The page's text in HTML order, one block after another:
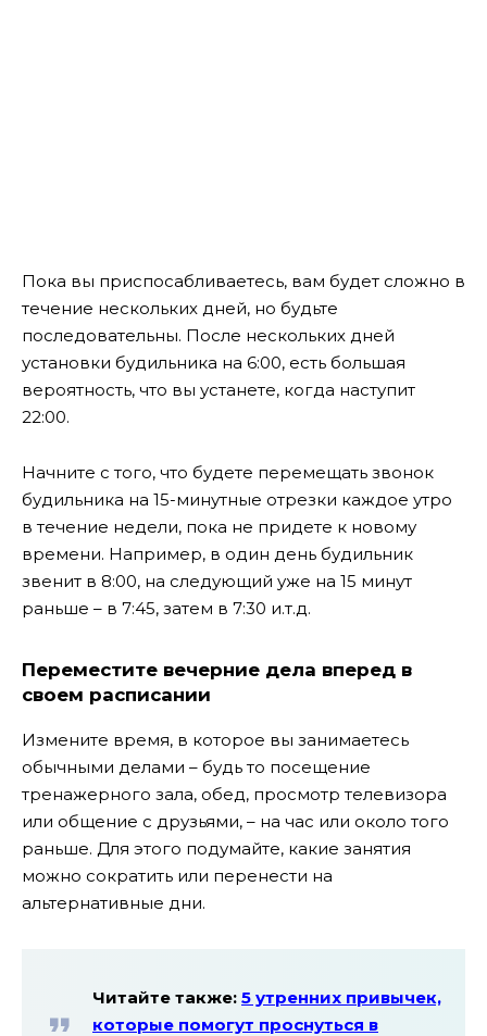
Пока вы приспосабливаетесь, вам будет сложно в
течение нескольких дней, но будьте
последовательны. После нескольких дней
установки будильника на 6:00, есть большая
вероятность, что вы устанете, когда наступит
22:00.
Начните с того, что будете перемещать звонок
будильника на 15-минутные отрезки каждое утро
в течение недели, пока не придете к новому
времени. Например, в один день будильник
звенит в 8:00, на следующий уже на 15 минут
раньше – в 7:45, затем в 7:30 и.т.д.
Переместите вечерние дела вперед в
своем расписании
Измените время, в которое вы занимаетесь
обычными делами – будь то посещение
тренажерного зала, обед, просмотр телевизора
или общение с друзьями, – на час или около того
раньше. Для этого подумайте, какие занятия
можно сократить или перенести на
альтернативные дни.
Читайте также: 5 утренних привычек,
которые помогут проснуться в